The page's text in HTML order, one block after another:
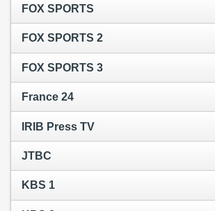
FOX SPORTS
FOX SPORTS 2
FOX SPORTS 3
France 24
IRIB Press TV
JTBC
KBS 1